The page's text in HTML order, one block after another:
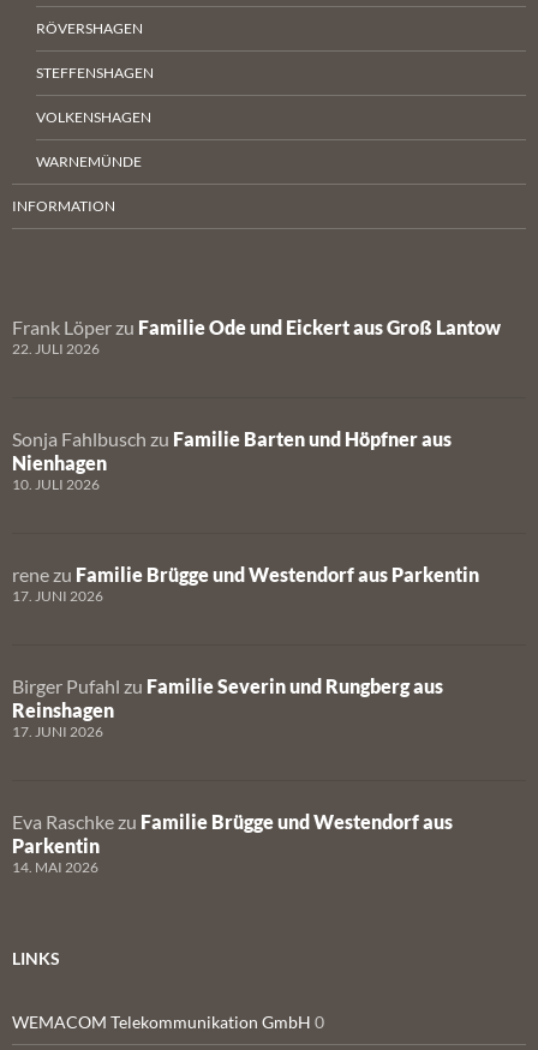
RÖVERSHAGEN
STEFFENSHAGEN
VOLKENSHAGEN
WARNEMÜNDE
INFORMATION
Frank Löper zu Familie Ode und Eickert aus Groß Lantow
22. JULI 2026
Sonja Fahlbusch zu Familie Barten und Höpfner aus
Nienhagen
10. JULI 2026
rene zu Familie Brügge und Westendorf aus Parkentin
17. JUNI 2026
Birger Pufahl zu Familie Severin und Rungberg aus
Reinshagen
17. JUNI 2026
Eva Raschke zu Familie Brügge und Westendorf aus
Parkentin
14. MAI 2026
LINKS
WEMACOM Telekommunikation GmbH 0